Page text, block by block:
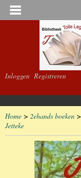
Inloggen Registreren
Home > 2ehands boeken >
Jetteke